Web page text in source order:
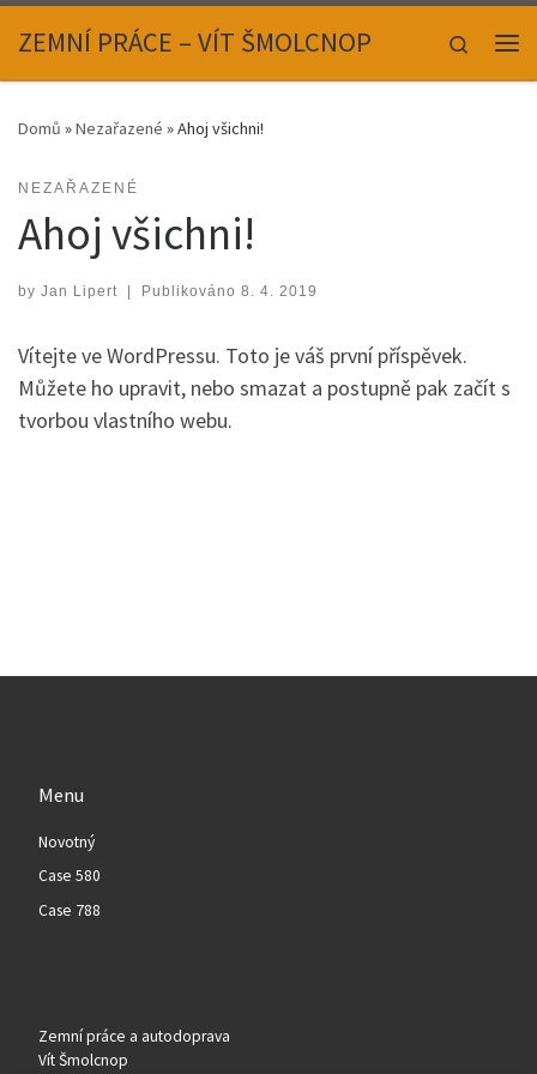
Skip to content
ZEMNÍ PRÁCE – VÍT ŠMOLCNOP
Search
Domů »Nezařazené »Ahoj všichni!
NEZAŘAZENÉ
Ahoj všichni!
by Jan Lipert | Publikováno 8. 4. 2019
Vítejte ve WordPressu. Toto je váš první příspěvek.
Můžete ho upravit, nebo smazat a postupně pak začít s
tvorbou vlastního webu.
Menu
Novotný
Case 580
Case 788
Zemní práce a autodoprava
Vít Šmolcnop